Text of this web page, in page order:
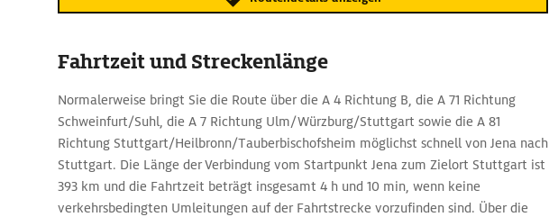
Fahrtzeit und Streckenlänge
Normalerweise bringt Sie die Route über die A 4 Richtung B, die A 71 Richtung
Schweinfurt/Suhl, die A 7 Richtung Ulm/Würzburg/Stuttgart sowie die A 81
Richtung Stuttgart/Heilbronn/Tauberbischofsheim möglichst schnell von Jena nach
Stuttgart. Die Länge der Verbindung vom Startpunkt Jena zum Zielort Stuttgart ist
393 km und die Fahrtzeit beträgt insgesamt 4 h und 10 min, wenn keine
verkehrsbedingten Umleitungen auf der Fahrtstrecke vorzufinden sind. Über die